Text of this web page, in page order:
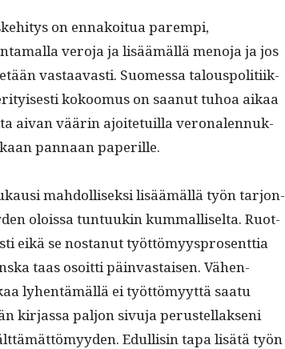
on ennakoitua parem­pi,
vero­ja ja lisäämäl­lä meno­ja ja jos
vas­taavasti. Suomes­sa talous­poli­ti­ik­
kokoomus on saanut tuhoa aikaa
aivan väärin ajoite­tu­il­la veronalen­nuk­
pan­naan paperille.
mah­dol­lisek­si lisäämäl­lä työn tar­jon­
olois­sa tun­tuukin kum­malliselta. Ruot­
eikä se nos­tanut työt­tömyyspros­ent­tia
taas osoit­ti päin­vas­taisen. Vähen­
lyhen­tämäl­lä ei työt­tömyyt­tä saatu
kir­jas­sa paljon sivu­ja perustel­lak­seni
Edullisin tapa lisätä työn